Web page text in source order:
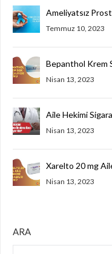
Ameliyatsız
Temmuz 10, 2023
Bepanthol Krem
Nisan 13, 2023
Aile Hekimi Sigara
Nisan 13, 2023
Xarelto 20 mg
Nisan 13, 2023
ARA